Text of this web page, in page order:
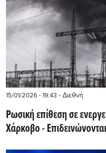
15/01/2026 - 19:43 - Διεθνή
Ρωσική επίθεση σε
Χάρκοβο -